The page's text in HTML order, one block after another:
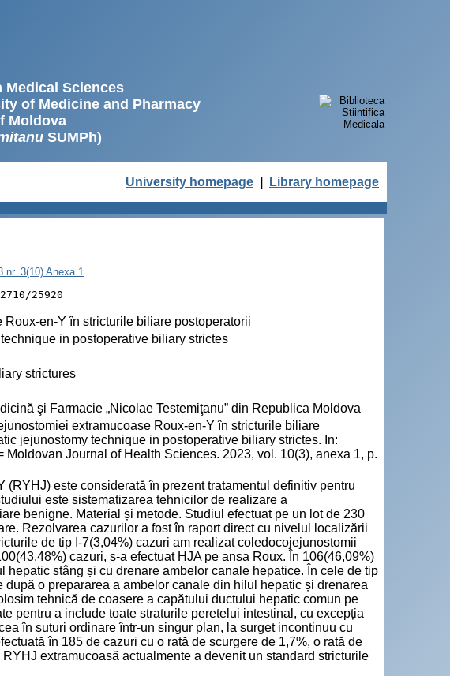
Sciences
of Medicine and Pharmacy
Moldova
SUMPh)
University homepage Library homepage
nr. 3(10) Anexa 1
25920
en-Y în stricturile biliare postoperatorii
in postoperative biliary strictes
strictures
şi Farmacie „Nicolae Testemiţanu” din Republica Moldova
extramucoase Roux-en-Y în stricturile biliare
jejunostomy technique in postoperative biliary strictes. In:
Journal of Health Sciences. 2023, vol. 10(3), anexa 1, p.
(RYHJ) este considerată în prezent tratamentul definitiv pentru
este sistematizarea tehnicilor de realizare a
benigne. Material și metode. Studiul efectuat pe un lot de 230
Rezolvarea cazurilor a fost în raport direct cu nivelul localizării
de tip I-7(3,04%) cazuri am realizat coledocojejunostomii
cazuri, s-a efectuat HJA pe ansa Roux. În 106(46,09%)
hepatic stâng și cu drenare ambelor canale hepatice. În cele de tip
o prepararea a ambelor canale din hilul hepatic și drenarea
tehnică de coasere a capătului ductului hepatic comun pe
pentru a include toate straturile peretelui intestinal, cu excepția
în suturi ordinare într-un singur plan, la surget incontinuu cu
în 185 de cazuri cu o rată de scurgere de 1,7%, o rată de
extramucoasă actualmente a devenit un standard stricturile